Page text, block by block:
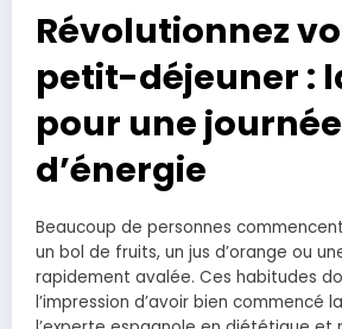
Révolutionnez
petit-déjeuner :
pour une
d’énergie
Beaucoup de personnes
un bol de fruits, un jus d’orange ou
rapidement avalée. Ces habitudes
l’impression d’avoir bien commencé